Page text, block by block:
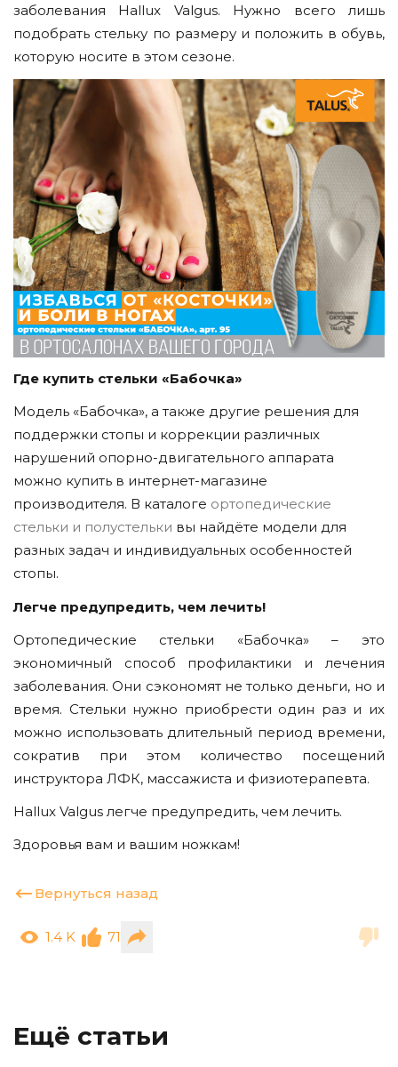
заболевания Hallux Valgus. Нужно всего лишь
подобрать стельку по размеру и положить в обувь,
которую носите в этом сезоне.
Где купить стельки «Бабочка»
Модель «Бабочка», а также другие решения для
поддержки стопы и коррекции различных
нарушений опорно-двигательного аппарата
можно купить в интернет-магазине
производителя. В каталоге ортопедические
стельки и полустельки вы найдёте модели для
разных задач и индивидуальных особенностей
стопы.
Легче предупредить, чем лечить!
Ортопедические стельки «Бабочка» – это
экономичный способ профилактики и лечения
заболевания. Они сэкономят не только деньги, но и
время. Стельки нужно приобрести один раз и их
можно использовать длительный период времени,
сократив при этом количество посещений
инструктора ЛФК, массажиста и физиотерапевта.
Hallux Valgus легче предупредить, чем лечить.
Здоровья вам и вашим ножкам!
Вернуться назад
1.4 K 71
Ещё статьи